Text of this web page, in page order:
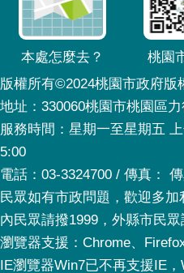
本處怎麼去？
桃園
版權所有©2024桃園市政府版
地址：330060桃園市桃園區
服務時間：星期一至星期五
5:00
電話：03-3324700 / 傳真：
民眾如有市政問題，歡迎多
內民眾請撥1999，外縣市民
瀏覽器支援：Chrome、
IE瀏覽器Win7已不再支援IE